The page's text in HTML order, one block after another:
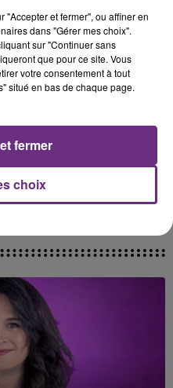
21h04
21h04
What Goes Around...
Comes Around
"Accepter et fermer", ou affiner en
dans "Gérer mes choix".
sur "Continuer sans
que pour ce site. Vous
votre consentement à tout
situé en bas de chaque page.
choix
fermer